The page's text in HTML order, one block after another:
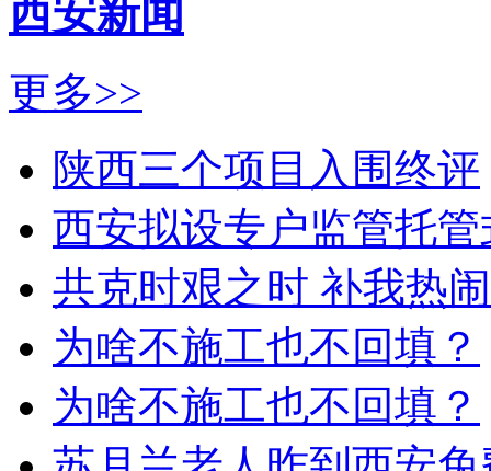
西安新闻
更多>>
陕西三个项目入围终评
西安拟设专户监管托
共克时艰之时 补我热
为啥不施工也不回填？
为啥不施工也不回填？